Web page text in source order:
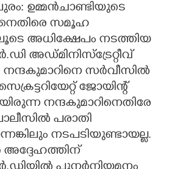
ഉമ്മൻചാണ്ടിയുടെ
സമൂഹ
അധിക്ഷേപം നടത്തിയ
അഡ്മിനിസ്ട്രേറ്റീവ്
സർവീസിൽ
ജോയിന്റ്
നന്ദകുമാറിനെതിരേ
പരാതി
നടപടിയുണ്ടായല്ല.
അദ്ദേഹത്തിന്